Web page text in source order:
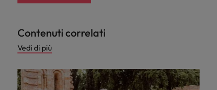
Contenuti correlati
Vedi di più